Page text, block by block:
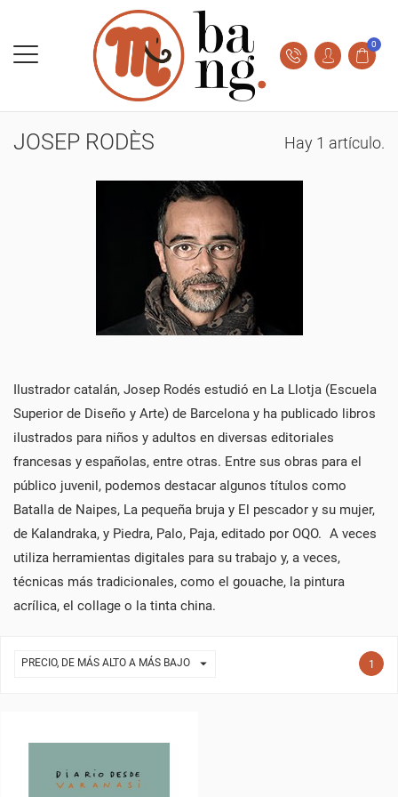
0
JOSEP RODÈS Hay 1 artículo.
Ilustrador catalán, Josep Rodés estudió en La Llotja (Escuela
Superior de Diseño y Arte) de Barcelona y ha publicado libros
ilustrados para niños y adultos en diversas editoriales
francesas y españolas, entre otras. Entre sus obras para el
público juvenil, podemos destacar algunos títulos como
Batalla de Naipes, La pequeña bruja y El pescador y su mujer,
de Kalandraka, y Piedra, Palo, Paja, editado por OQO. A veces
utiliza herramientas digitales para su trabajo y, a veces,
técnicas más tradicionales, como el gouache, la pintura
acrílica, el collage o la tinta china.
PRECIO, DE MÁS ALTO A MÁS BAJO  1